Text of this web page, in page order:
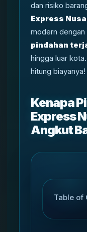
dan risiko
Express
modern dengan
pindahan
hingga luar
hitung biayanya!
Kenapa
Express
Angkut
Table of